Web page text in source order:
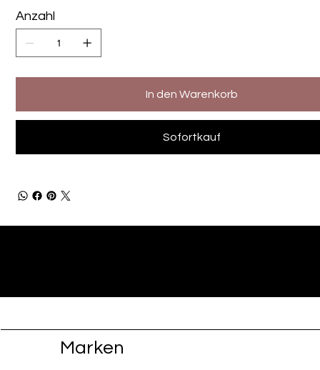
Anzahl
In den Warenkorb
Sofortkauf
Marken